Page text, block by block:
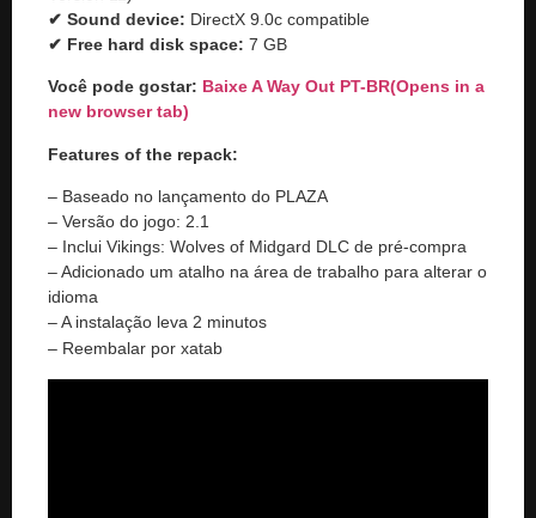
✔ Sound device: DirectX 9.0c compatible
✔ Free hard disk space: 7 GB
Você pode gostar: Baixe A Way Out PT-BR(Opens in a
new browser tab)
Features of the repack:
– Baseado no lançamento do PLAZA
– Versão do jogo: 2.1
– Inclui Vikings: Wolves of Midgard DLC de pré-compra
– Adicionado um atalho na área de trabalho para alterar o
idioma
– A instalação leva 2 minutos
– Reembalar por xatab